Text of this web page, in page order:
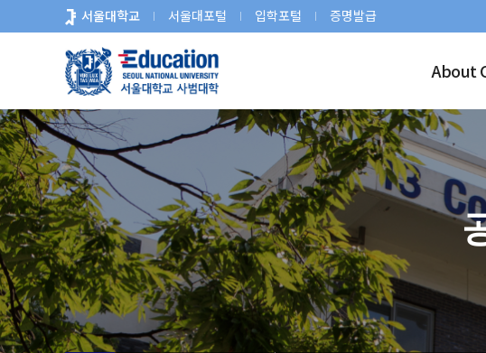
로
뉴
서울대학교 서울대포털 입학포털 증명발급
About